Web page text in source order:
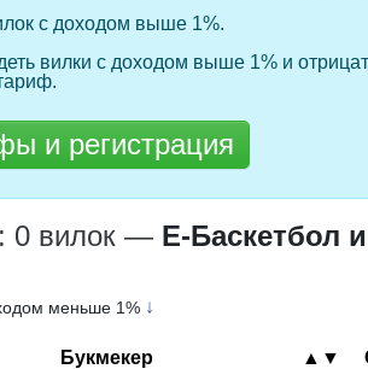
с доходом выше 1%.
вилки с доходом выше 1% и
и регистрация
0 вилок — Е-Баскетбол
меньше 1% ↓
Букмекер ▲▼